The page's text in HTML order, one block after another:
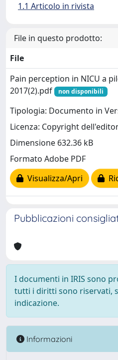
1.1 Articolo in rivista
File in questo prodotto:
File
Pain perception in NICU a
2017(2).pdf
non disponibili
Tipologia: Documento in
Licenza: Copyright
Dimensione 632.36 kB
Formato Adobe PDF
Visualizza/Apri
Pubblicazioni
I documenti in IRIS sono
tutti i diritti sono riservati,
indicazione.
Informazioni